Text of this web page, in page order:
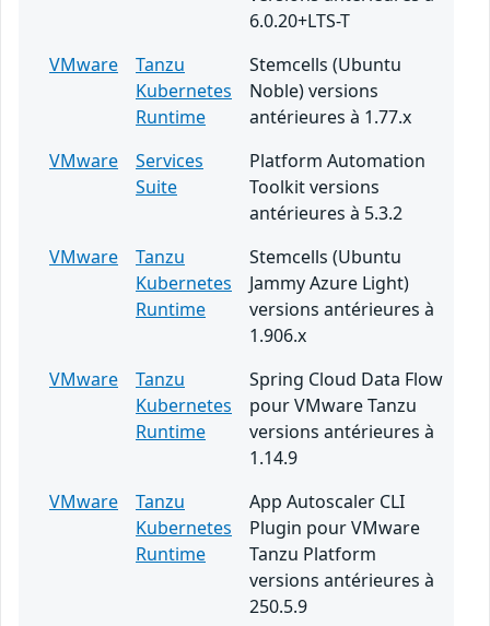
6.0.20+LTS-T
VMware
Tanzu
Kubernetes
Runtime
Stemcells (Ubuntu
Noble) versions
antérieures à 1.77.x
VMware
Services
Suite
Platform Automation
Toolkit versions
antérieures à 5.3.2
VMware
Tanzu
Kubernetes
Runtime
Stemcells (Ubuntu
Jammy Azure Light)
versions antérieures à
1.906.x
VMware
Tanzu
Kubernetes
Runtime
Spring Cloud Data Flow
pour VMware Tanzu
versions antérieures à
1.14.9
VMware
Tanzu
Kubernetes
Runtime
App Autoscaler CLI
Plugin pour VMware
Tanzu Platform
versions antérieures à
250.5.9